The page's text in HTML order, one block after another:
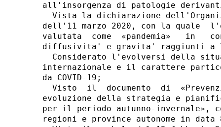
all'insorgenza di patologie
Vista la dichiarazione
dell'11 marzo 2020, con la quale
valutata  come  «pandemia»   in
diffusivita' e gravita' raggiunti
Considerato l'evolversi della
internazionale e il carattere
da COVID-19;
Visto  il  documento  di
evoluzione della strategia e
per il periodo autunno-invernale»,
regioni e province autonome in